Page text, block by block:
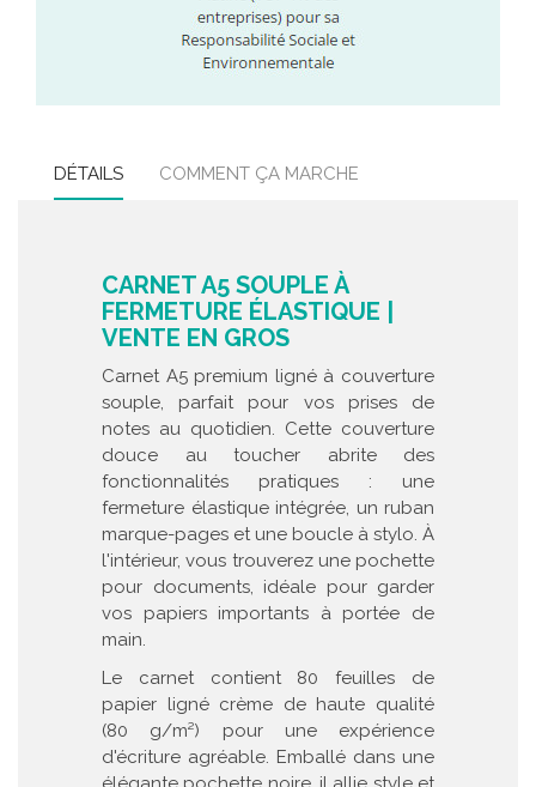
DÉTAILS COMMENT ÇA MARCHE
CARNET A5 SOUPLE À
FERMETURE ÉLASTIQUE |
VENTE EN GROS
Carnet A5 premium ligné à couverture
souple, parfait pour vos prises de
notes au quotidien. Cette couverture
douce au toucher abrite des
fonctionnalités pratiques : une
fermeture élastique intégrée, un ruban
marque-pages et une boucle à stylo. À
l'intérieur, vous trouverez une pochette
pour documents, idéale pour garder
vos papiers importants à portée de
main.
Le carnet contient 80 feuilles de
papier ligné crème de haute qualité
(80 g/m²) pour une expérience
d'écriture agréable. Emballé dans une